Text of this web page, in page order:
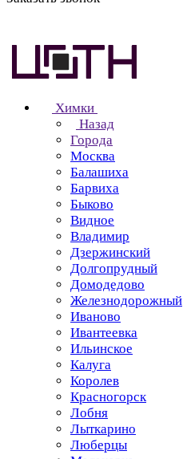
Химки
Назад
Города
Москва
Балашиха
Барвиха
Быково
Видное
Владимир
Дзержинский
Долгопрудный
Домодедово
Железнодорожный
Иваново
Ивантеевка
Ильинское
Калуга
Королев
Красногорск
Лобня
Лыткарино
Люберцы